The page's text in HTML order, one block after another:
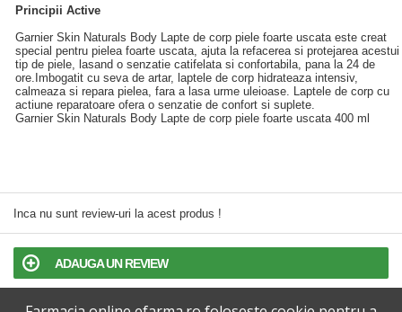
Principii Active
Garnier Skin Naturals Body Lapte de corp piele foarte uscata este creat
special pentru pielea foarte uscata, ajuta la refacerea si protejarea acestui
tip de piele, lasand o senzatie catifelata si confortabila, pana la 24 de
ore.Imbogatit cu seva de artar, laptele de corp hidrateaza intensiv,
calmeaza si repara pielea, fara a lasa urme uleioase. Laptele de corp cu
actiune reparatoare ofera o senzatie de confort si suplete.
Garnier Skin Naturals Body Lapte de corp piele foarte uscata 400 ml
Inca nu sunt review-uri la acest produs !
ADAUGA UN REVIEW